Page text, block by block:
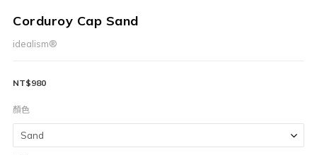
Corduroy Cap Sand
idealism®
NT$980
顏色